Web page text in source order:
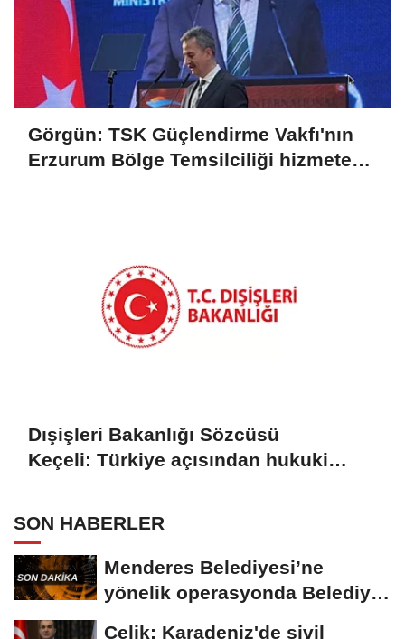
Görgün: TSK Güçlendirme Vakfı'nın
Erzurum Bölge Temsilciliği hizmete
Dışişleri Bakanlığı Sözcüsü
Keçeli: Türkiye açısından hukuki
SON HABERLER
Menderes Belediyesi’ne
yönelik operasyonda Belediye
Çelik: Karadeniz'de sivil